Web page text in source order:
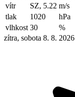
vítr
SZ, 5.22 m/s
tlak
1020
hPa
vlhkost 30
%
zítra, sobota 8. 8. 2026